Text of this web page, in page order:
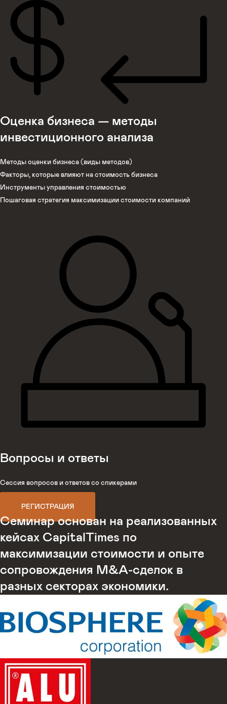
Оценка бизнеса — методы
инвестиционного анализа
Методы оценки бизнеса (виды методов)
Факторы, которые влияют на стоимость бизнеса
Инструменты управления стоимостью
Пошаговая стратегия максимизации стоимости компаний
Вопросы и ответы
Сессия вопросов и ответов со спикерами
РЕГИСТРАЦИЯ
Семинар основан на реализованных
кейсах CapitalTimes по
максимизации стоимости и опыте
сопровождения M&А-сделок в
разных секторах экономики.